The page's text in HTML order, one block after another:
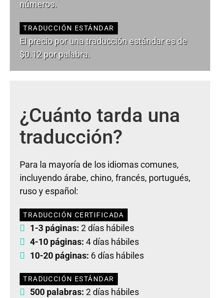
números.
TRADUCCIÓN ESTÁNDAR
El precio por una traducción estándar es de
$0.12 por palabra.
¿Cuánto tarda una
traducción?
Para la mayoría de los idiomas comunes,
incluyendo árabe, chino, francés, portugués,
ruso y español:
TRADUCCIÓN CERTIFICADA
1-3 páginas: 2 días hábiles
4-10 páginas: 4 días hábiles
10-20 páginas: 6 días hábiles
TRADUCCIÓN ESTÁNDAR
500 palabras: 2 días hábiles